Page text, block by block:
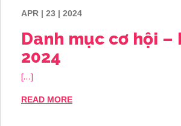
APR | 23 | 2024
Danh mục cơ hội –
2024
[…]
READ MORE